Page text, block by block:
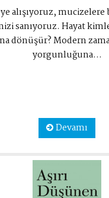
alışıyoruz, mucizelere
sanıyoruz. Hayat
dönüşür? Modern
yorgunluğuna...
Devamı